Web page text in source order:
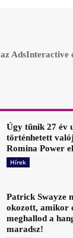
AdsInteractive
Úgy tűnik 27 év
történhetett
Romina Power
Hírek
Patrick Swayze
okozott, amikor
meghallod a
maradsz!